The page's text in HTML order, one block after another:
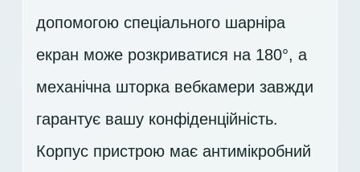
допомогою спеціального шарніра
екран може розкриватися на 180°, а
механічна шторка вебкамери завжди
гарантує вашу конфіденційність.
Корпус пристрою має антимікробний